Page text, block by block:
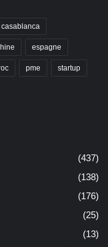
casablanca
espagne
pme startup
(437)
(138)
(176)
(25)
(13)